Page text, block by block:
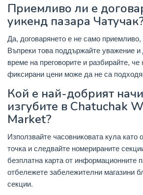
Приемливо ли е
уикенд пазара
Да, договарянето е не само приемливо,
Въпреки това поддържайте уважение
време на преговорите и разбирайте, че
фиксирани цени може да не са
Кой е най-добрият
изгубите в Chatuchak
Market?
Използвайте часовниковата кула като
точка и следвайте номерираните
безплатна карта от информационните
отбележете забележителни магазини
секции.